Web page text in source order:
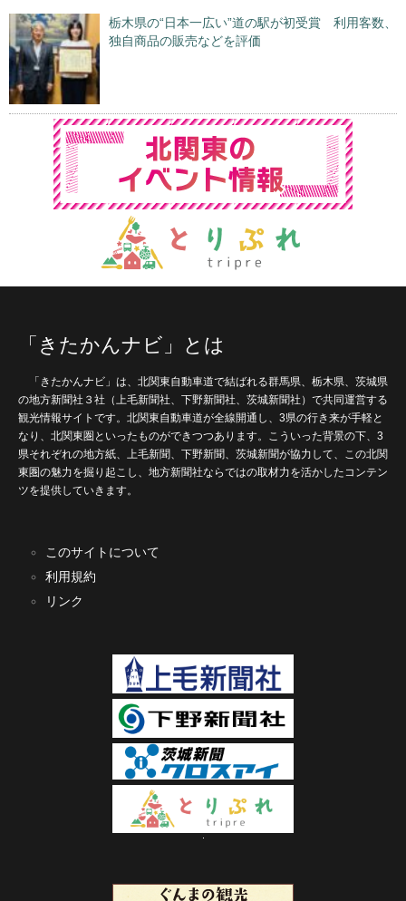
栃木県の“日本一広い”道の駅が初受賞 利用客数、
独自商品の販売などを評価
「きたかんナビ」とは
「きたかんナビ」は、北関東自動車道で結ばれる群馬県、栃木県、茨城県
の地方新聞社３社（上毛新聞社、下野新聞社、茨城新聞社）で共同運営する
観光情報サイトです。北関東自動車道が全線開通し、3県の行き来が手軽と
なり、北関東圏といったものができつつあります。こういった背景の下、3
県それぞれの地方紙、上毛新聞、下野新聞、茨城新聞が協力して、この北関
東圏の魅力を掘り起こし、地方新聞社ならではの取材力を活かしたコンテン
ツを提供していきます。
このサイトについて
利用規約
リンク